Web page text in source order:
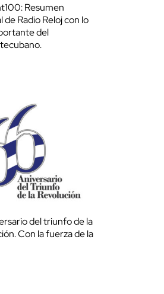
Resumen
de Radio Reloj con lo
del
del triunfo de la
Con la fuerza de la